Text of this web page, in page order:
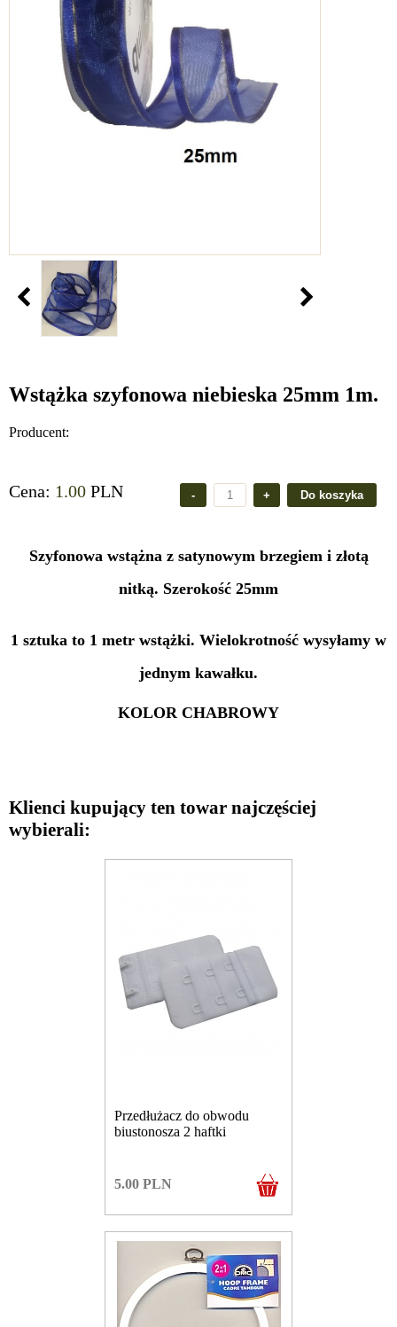
Wstążka szyfonowa niebieska 25mm 1m.
Producent:
Cena: 1.00 PLN
Szyfonowa wstążna z satynowym brzegiem i złotą
nitką. Szerokość 25mm
1 sztuka to 1 metr wstążki. Wielokrotność wysyłamy w
jednym kawałku.
KOLOR CHABROWY
Klienci kupujący ten towar najczęściej
wybierali:
Przedłużacz do obwodu
biustonosza 2 haftki
5.00 PLN